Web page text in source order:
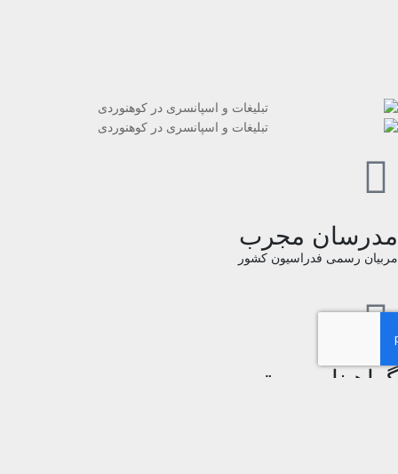
مجرب
رسمی فدراسیون کشور
معتبر